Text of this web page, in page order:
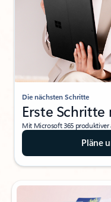
Die nächsten Schritte
Erste
Mit Microsoft 365 produktiver
Pläne